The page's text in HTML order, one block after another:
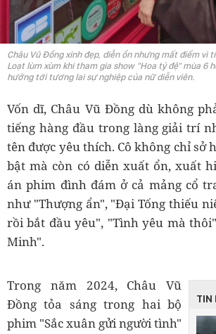
Châu Vũ Đồng xinh đẹp, diễn ổn nhưng mất điểm vì
Loạt lùm xùm khi tham gia show "Hoa tỷ đệ" mùa 6
hưởng tới tương lai sự nghiệp của nữ diễn viên.
Vốn dĩ, Châu Vũ Đồng dù không
tiếng hàng đầu trong làng giải trí
tên được yêu thích. Cô không chỉ sở
bật mà còn có diễn xuất ổn, xuất
án phim đình đám ở cả mảng cổ
như "Thượng ẩn", "Đại Tống thiếu
rồi bắt đầu yêu", "Tình yêu mà
Minh".
TIN
Trong năm 2024, Châu Vũ
Đồng tỏa sáng trong hai bộ
phim "Sắc xuân gửi người tình"